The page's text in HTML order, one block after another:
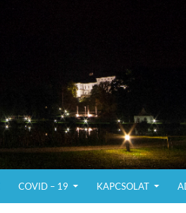
COVID – 19 KAPCSOLAT